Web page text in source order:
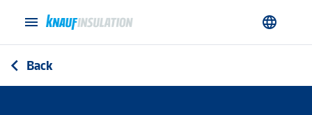
menu language
arrow_back_ios Back